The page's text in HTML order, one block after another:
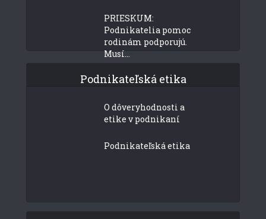
PRIESKUM:
Podnikatelia pomoc
rodinám podporujú.
Musí...
Podnikateľská etika
O dôveryhodnosti a
etike v podnikaní
Podnikateľská etika